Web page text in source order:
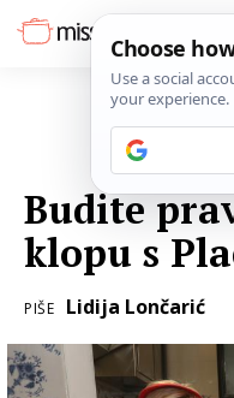
Budite
klopu s
PIŠE Lidija Lončarić